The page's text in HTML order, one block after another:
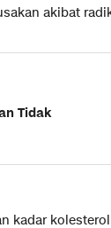
akibat
Tidak
kadar